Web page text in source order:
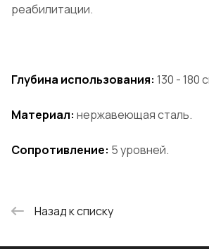
реабилитации.
Глубина использования: 130 - 180
Материал: нержавеющая сталь.
Сопротивление: 5 уровней.
Назад к списку